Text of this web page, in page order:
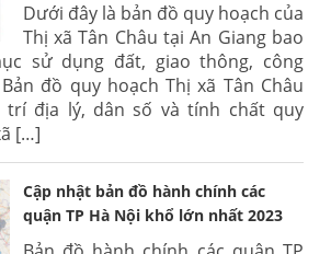
Dưới đây là bản đồ quy hoạch của
Thị xã Tân Châu tại An Giang bao
sử dụng đất, giao thông, công
đồ quy hoạch Thị xã Tân Châu
trí địa lý, dân số và tính chất quy
[…]
Cập nhật bản đồ hành chính các
quận TP Hà Nội khổ lớn nhất 2023